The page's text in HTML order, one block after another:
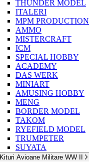
THUNDER MODEL
ITALERI
MPM PRODUCTION
AMMO
MISTERCRAFT
ICM
SPECIAL HOBBY
ACADEMY
DAS WERK
MINIART
AMUSING HOBBY
MENG
BORDER MODEL
TAKOM
RYEFIELD MODEL
TRUMPETER
SUYATA
Kituri Avioane Militare WW II